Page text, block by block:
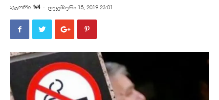
ავტორი tv4 - დეკემბერი 15, 2019 23:01